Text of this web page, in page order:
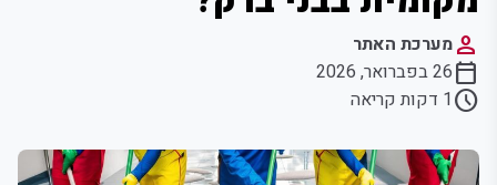
personמערכת האתר
calendar_today26 בפברואר, 2026
schedule1 דקות קריאה